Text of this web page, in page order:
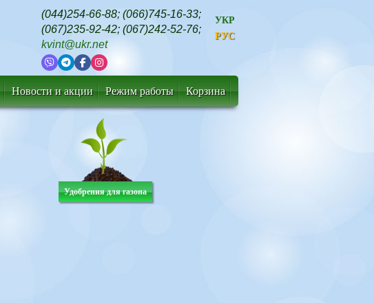
(044)254-66-88; (066)745-16-33;
(067)235-92-42; (067)242-52-76;
kvint@ukr.net
УКР
РУС
Новости и акции Режим работы Корзина
Удобрения для газона